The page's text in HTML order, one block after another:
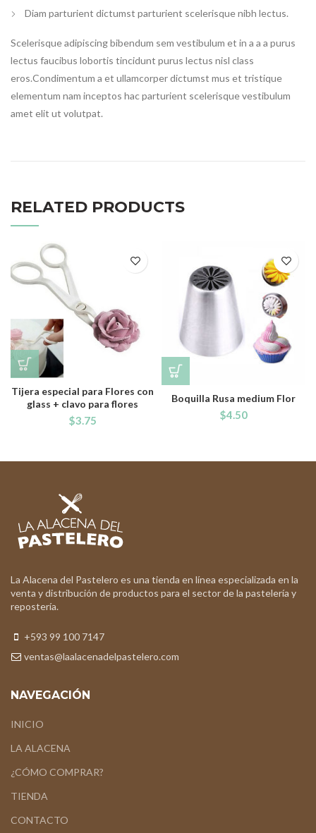
Diam parturient dictumst parturient scelerisque nibh lectus.
Scelerisque adipiscing bibendum sem vestibulum et in a a a purus
lectus faucibus lobortis tincidunt purus lectus nisl class
eros.Condimentum a et ullamcorper dictumst mus et tristique
elementum nam inceptos hac parturient scelerisque vestibulum
amet elit ut volutpat.
RELATED PRODUCTS
Tijera especial para Flores con
glass + clavo para flores
$3.75
Boquilla Rusa medium Flor
$4.50
La Alacena del Pastelero es una tienda en línea especializada en la
venta y distribución de productos para el sector de la pastelería y
repostería.
+593 99 100 7147
ventas@laalacenadelpastelero.com
NAVEGACIÓN
INICIO
LA ALACENA
¿CÓMO COMPRAR?
TIENDA
CONTACTO